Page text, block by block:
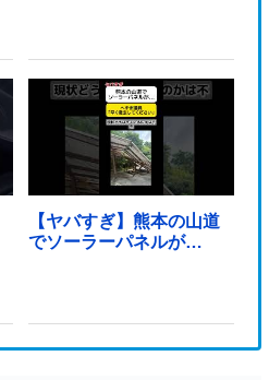
【ヤバすぎ】熊本の山道
でソーラーパネルが…